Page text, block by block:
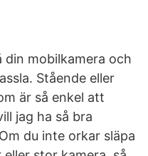
mobilkamera och
Stående eller
är så enkel att
jag ha så bra
du inte orkar släpa